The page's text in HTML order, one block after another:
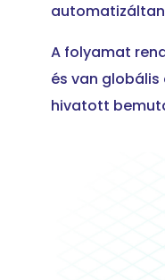
A folyamat
és van
hivatott